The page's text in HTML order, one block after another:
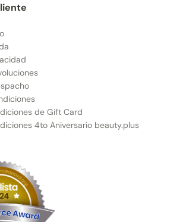
de Gift Card
4to Aniversario beauty.plus